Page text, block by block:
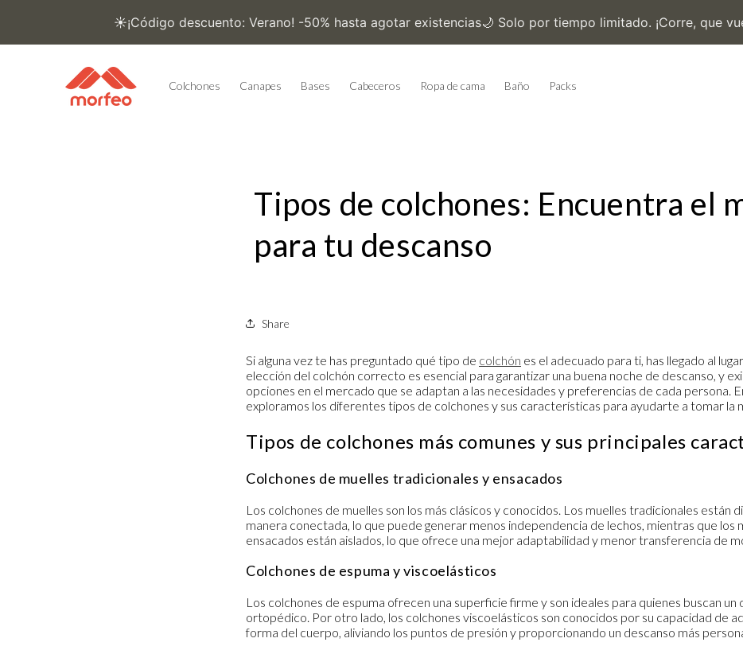
Colchones Canapes Bases Cabeceros Ropa de cama Baño Packs
Tipos de colchones: Encuentra el
para tu descanso
Share
Si alguna vez te has preguntado qué tipo de colchón es el adecuado para ti, has llegado al
elección del colchón correcto es esencial para garantizar una buena noche de descanso, y
opciones en el mercado que se adaptan a las necesidades y preferencias de cada persona.
exploramos los diferentes tipos de colchones y sus características para ayudarte a tomar la
Tipos de colchones más comunes y sus principales
Colchones de muelles tradicionales y ensacados
Los colchones de muelles son los más clásicos y conocidos. Los muelles tradicionales están
manera conectada, lo que puede generar menos independencia de lechos, mientras que los
ensacados están aislados, lo que ofrece una mejor adaptabilidad y menor transferencia de
Colchones de espuma y viscoelásticos
Los colchones de espuma ofrecen una superficie firme y son ideales para quienes buscan un
ortopédico. Por otro lado, los colchones viscoelásticos son conocidos por su capacidad de
forma del cuerpo, aliviando los puntos de presión y proporcionando un descanso más